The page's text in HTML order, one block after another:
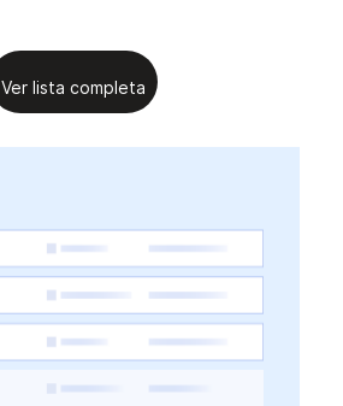
Ver lista completa